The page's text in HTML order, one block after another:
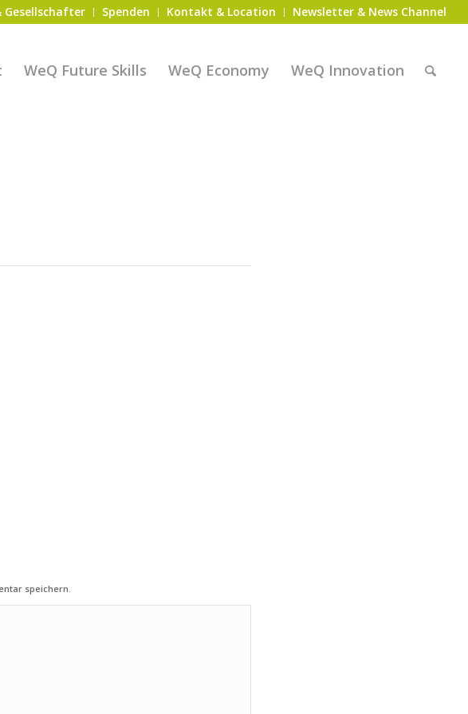
Gesellschafter Spenden Kontakt & Location Newsletter & News Channel
WeQ Future Skills WeQ Economy WeQ Innovation
speichern.